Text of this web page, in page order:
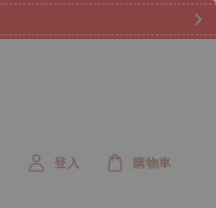
登入 購物車